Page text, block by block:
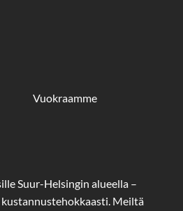
Vuokraamme
Suur-Helsingin alueella –
Meiltä